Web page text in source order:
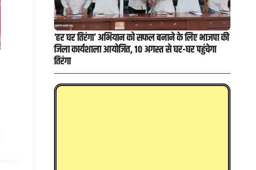
‘हर घर तिरंगा’ अभियान को सफल बनाने के लिए भाजपा की
जिला कार्यशाला आयोजित, 10 अगस्त से घर-घर पहुंचेगा
तिरंगा